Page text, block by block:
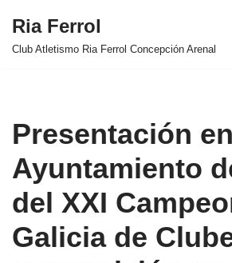
Saltar
Ria Ferrol
Club Atletismo Ria Ferrol Concepción Arenal
Presentación
Ayuntamiento
del XXI
Galicia de